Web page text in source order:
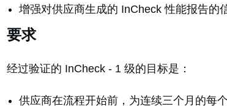
增强对供应商生成的 InCheck 性能报告的
要求
经过验证的 InCheck - 1 级的目标是：
供应商在流程开始前，为连续三个月的每